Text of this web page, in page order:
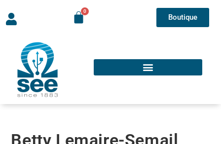
Boutique
Betty Lemaire-Semail